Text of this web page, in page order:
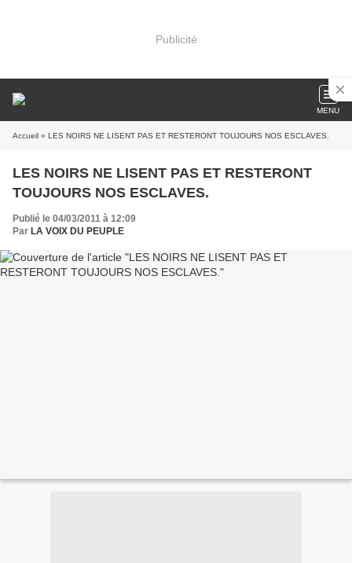
Publicité
MENU
Accueil » LES NOIRS NE LISENT PAS ET RESTERONT TOUJOURS NOS ESCLAVES.
LES NOIRS NE LISENT PAS ET RESTERONT
TOUJOURS NOS ESCLAVES.
Publié le 04/03/2011 à 12:09
Par LA VOIX DU PEUPLE